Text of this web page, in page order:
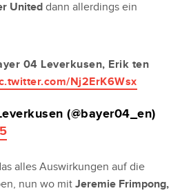
United dann allerdings ein
04 Leverkusen, Erik ten
Nj2ErK6Wsx
(@bayer04_en)
alles Auswirkungen auf die
nun wo mit Jeremie Frimpong,